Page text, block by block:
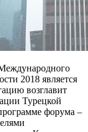
2018 является
возглавит
Турецкой
форума –